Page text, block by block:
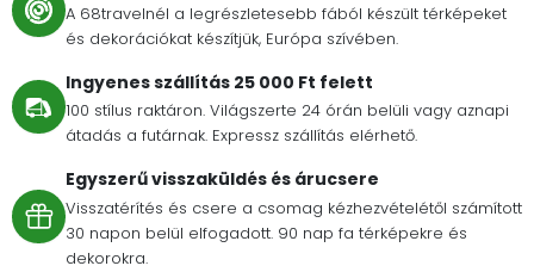
A 68travelnél a legrészletesebb fából készült térképeket
és dekorációkat készítjük, Európa szívében.
Ingyenes szállítás 25 000 Ft felett
100 stílus raktáron. Világszerte 24 órán belüli vagy aznapi
átadás a futárnak. Expressz szállítás elérhető.
Egyszerű visszaküldés és árucsere
Visszatérítés és csere a csomag kézhezvételétől számított
30 napon belül elfogadott. 90 nap fa térképekre és
dekorokra.